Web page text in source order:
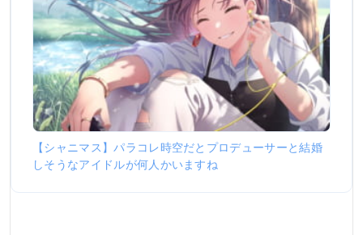
【シャニマス】パラコレ時空だとプロデューサーと結婚
しそうなアイドルが何人かいますね